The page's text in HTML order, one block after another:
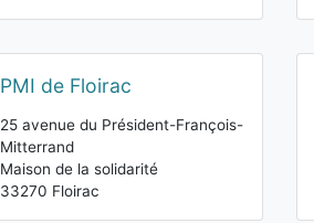
PMI de Floirac
25 avenue du Président-François-
Mitterrand
Maison de la solidarité
33270 Floirac